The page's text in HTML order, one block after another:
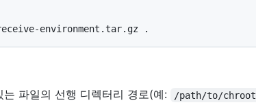
파일의 선행 디렉터리 경로(예:
/path/to/chroot